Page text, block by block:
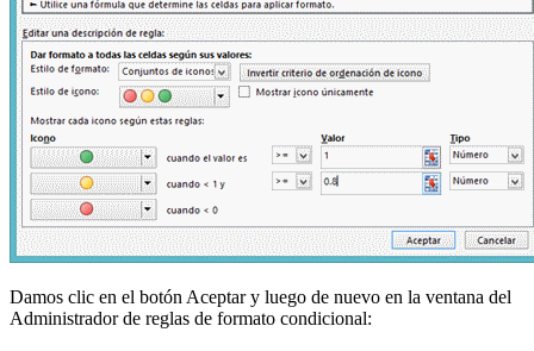
Damos clic en el botón Aceptar y luego de nuevo en la ventana del
Administrador de reglas de formato condicional: